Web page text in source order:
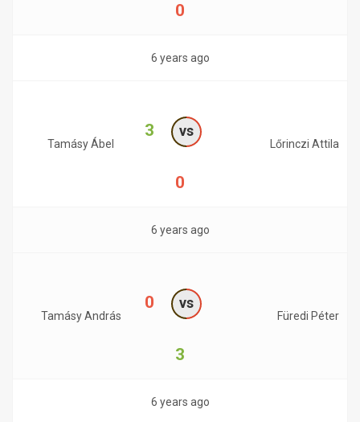
0
6 years ago
Tamásy Ábel
3 vs
0
Lőrinczi Attila
6 years ago
Tamásy András
0 vs
3
Füredi Péter
6 years ago